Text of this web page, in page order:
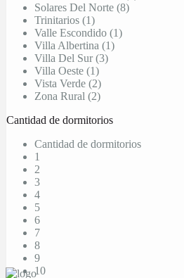
Solares Del Norte (8)
Trinitarios (1)
Valle Escondido (1)
Villa Albertina (1)
Villa Del Sur (3)
Villa Oeste (1)
Vista Verde (2)
Zona Rural (2)
Cantidad de dormitorios
Cantidad de dormitorios
1
2
3
4
5
6
7
8
9
10